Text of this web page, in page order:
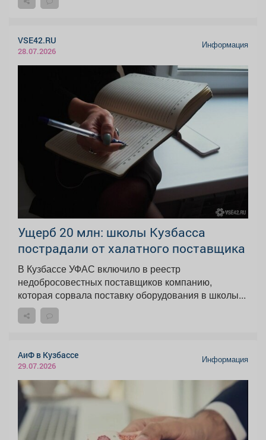
VSE42.RU
28.07.2026
Информация
Ущерб 20 млн: школы Кузбасса
пострадали от халатного поставщика
В Кузбассе УФАС включило в реестр
недобросовестных поставщиков компанию,
которая сорвала поставку оборудования в школы...
АиФ в Кузбассе
29.07.2026
Информация